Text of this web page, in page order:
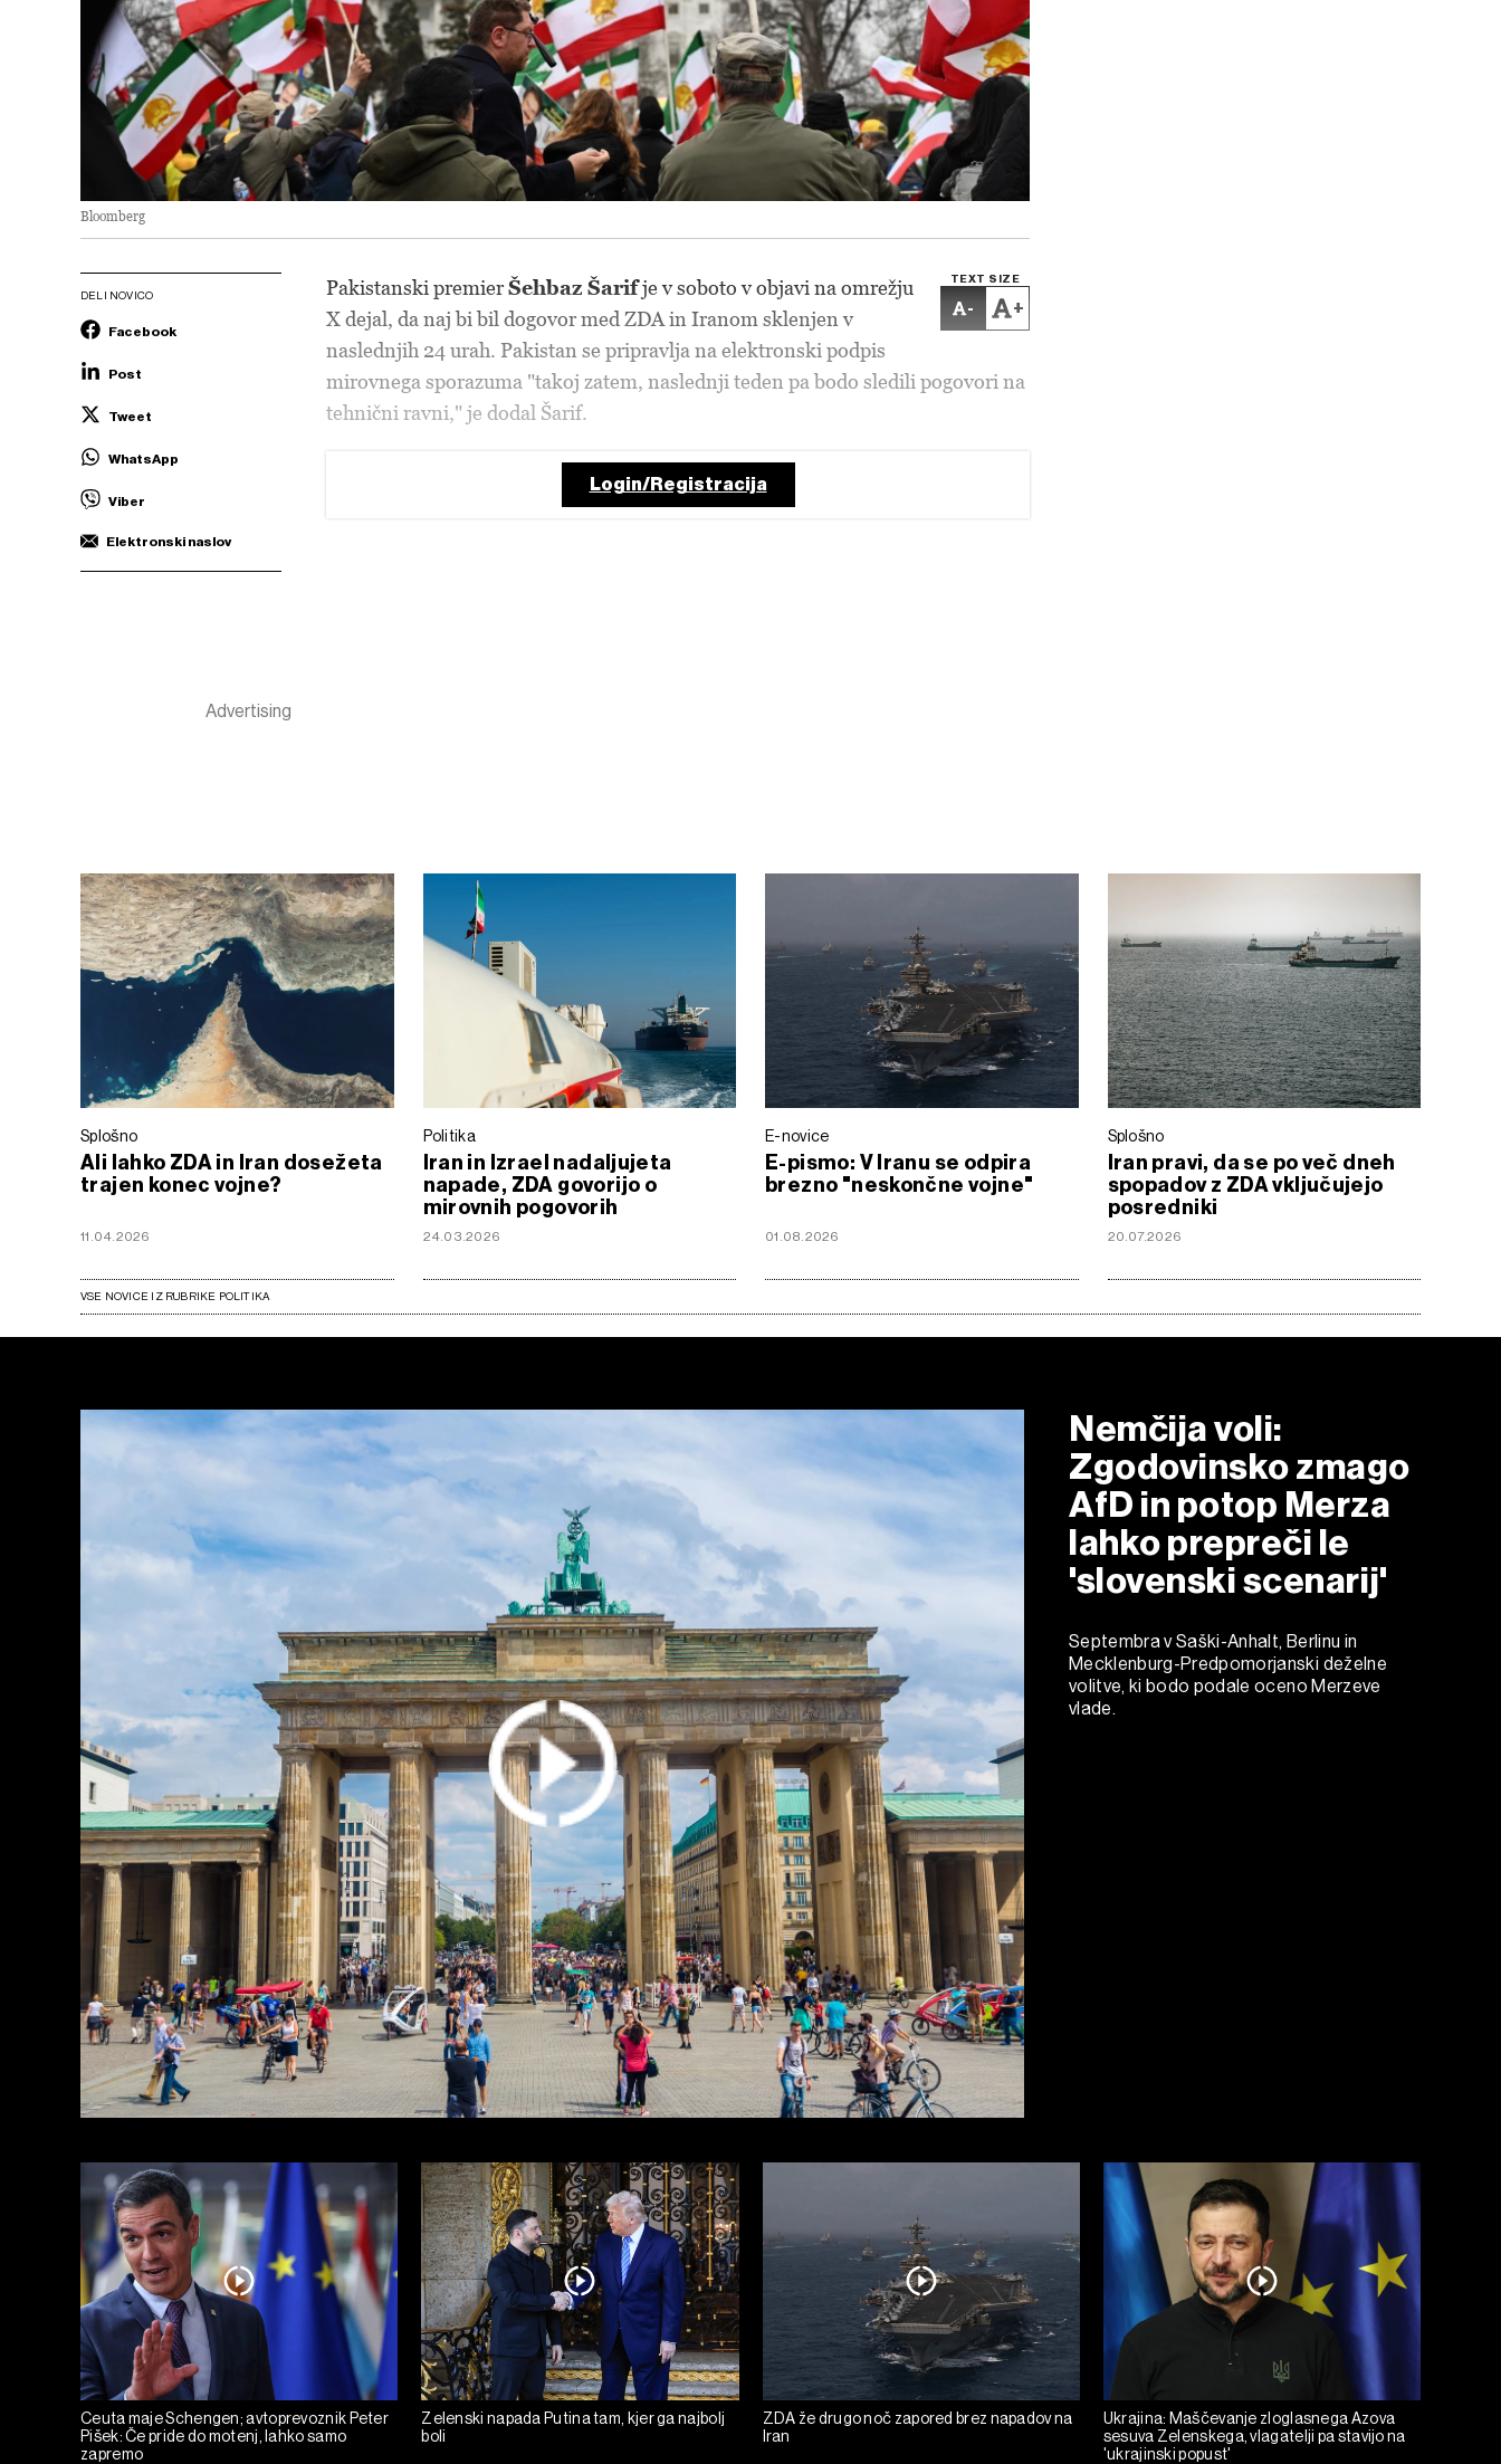
Bloomberg
DELI NOVICO
Facebook
Post
Tweet
WhatsApp
Viber
Elektronski naslov
TEXT SIZE
- +
Pakistanski premierŠehbaz Šarifje v soboto v objavi na omrežju
X dejal, da naj bi bil dogovor med ZDA in Iranom sklenjen v
naslednjih 24 urah. Pakistan se pripravlja na elektronski podpis
mirovnega sporazuma "takoj zatem, naslednji teden pa bodo sledili pogovori na
tehnični ravni," je dodal Šarif.
Login/Registracija
Splošno
Ali lahko ZDA in Iran dosežeta
trajen konec vojne?
11.04.2026
Politika
Iran in Izrael nadaljujeta
napade, ZDA govorijo o
mirovnih pogovorih
24.03.2026
E-novice
E-pismo: V Iranu se odpira
brezno "neskončne vojne"
01.08.2026
Splošno
Iran pravi, da se po več dneh
spopadov z ZDA vključujejo
posredniki
20.07.2026
VSE NOVICE IZ RUBRIKE POLITIKA
Nemčija voli:
Zgodovinsko zmago
AfD in potop Merza
lahko prepreči le
'slovenski scenarij'
Septembra v Saški-Anhalt, Berlinu in
Mecklenburg-Predpomorjanski deželne
volitve, ki bodo podale oceno Merzeve
vlade.
Ceuta maje Schengen; avtoprevoznik Peter
Pišek: Če pride do motenj, lahko samo
zapremo
Zelenski napada Putina tam, kjer ga najbolj
boli
ZDA že drugo noč zapored brez napadov na
Iran
Ukrajina: Maščevanje zloglasnega Azova
sesuva Zelenskega, vlagatelji pa stavijo na
'ukrajinski popust'